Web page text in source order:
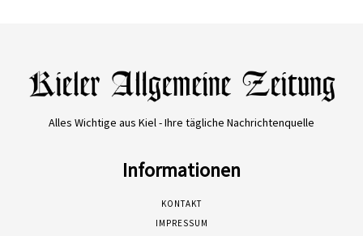
Alles Wichtige aus Kiel - Ihre tägliche Nachrichtenquelle
Informationen
KONTAKT
IMPRESSUM